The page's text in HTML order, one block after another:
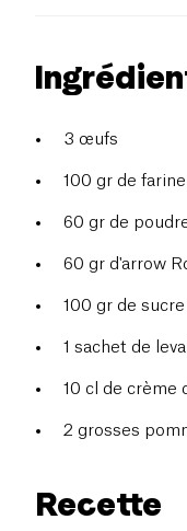
3 œufs
100 gr de
60 gr de
60 gr d'arrow
100 gr de
1 sachet de
10 cl de crème
2 grosses
Recette